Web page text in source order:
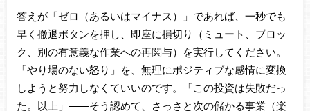
答えが「ゼロ（あるいはマイナス）」であれば、一秒でも
早く撤退ボタンを押し、即座に損切り（ミュート、ブロッ
ク、別の有意義な作業への再関与）を実行してください。
「やり場のない怒り」を、無理にポジティブな感情に変換
しようと努力しなくていいのです。「この投資は失敗だっ
た。以上」――そう認めて、さっさと次の儲かる事業（楽